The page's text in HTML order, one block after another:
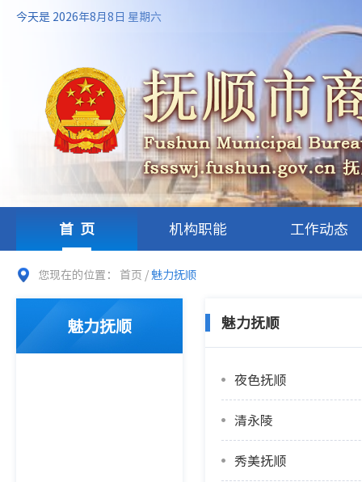
今天是 2026年8月8日 星期六
首页 机构职能 工作动态
您现在的位置： 首页 / 魅力抚顺
魅力抚顺 魅力抚顺
夜色抚顺
清永陵
秀美抚顺